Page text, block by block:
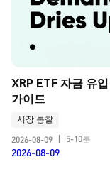
XRP ETF 자금 유
가이드
시장 통찰
2026-08-09
5-10분
2026-08-09